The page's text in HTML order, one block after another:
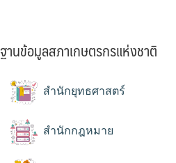
ฐานข้อมูลสภาเกษตรกรแห่งชาติ
สำนักยุทธศาสตร์
สำนักกฎหมาย